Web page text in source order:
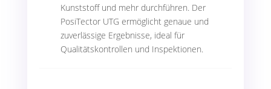
Kunststoff und mehr durchführen. Der
PosiTector UTG ermöglicht genaue und
zuverlässige Ergebnisse, ideal für
Qualitätskontrollen und Inspektionen.